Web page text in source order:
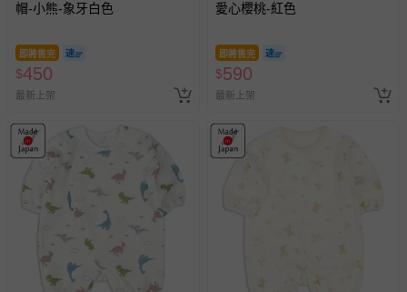
帽-小熊-象牙白色
即將售完
$450
最新上架
愛心櫻桃-紅色
即將售完
$590
最新上架